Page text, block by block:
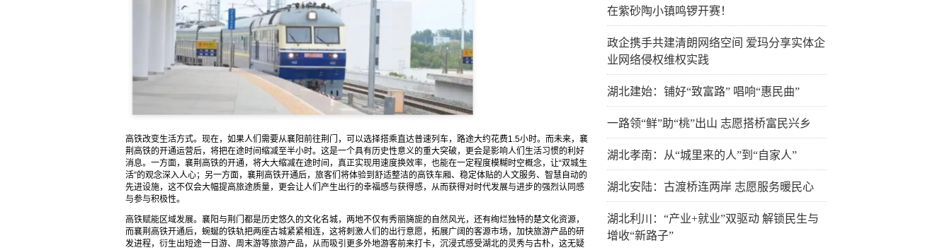
高铁改变生活方式。现在，如果人们需要从襄阳前往荆门，可以选择搭乘直达普速列车，路途大约花费1.5小时。而未来，襄
荆高铁的开通运营后，将把在途时间缩减至半小时。这是一个具有历史性意义的重大突破，更会是影响人们生活习惯的利好
消息。一方面，襄荆高铁的开通，将大大缩减在途时间，真正实现用速度换效率，也能在一定程度模糊时空概念，让“双城生
活”的观念深入人心；另一方面，襄荆高铁开通后，旅客们将体验到舒适整洁的高铁车厢、稳定体贴的人文服务、智慧自动的
先进设施，这不仅会大幅提高旅途质量，更会让人们产生出行的幸福感与获得感，从而获得对时代发展与进步的强烈认同感
与参与积极性。
高铁赋能区域发展。襄阳与荆门都是历史悠久的文化名城，两地不仅有秀丽旖旎的自然风光，还有绚烂独特的楚文化资源，
而襄荆高铁开通后，蜿蜒的铁轨把两座古城紧紧相连，这将刺激人们的出行意愿，拓展广阔的客源市场，加快旅游产品的研
发进程，衍生出短途一日游、周末游等旅游产品，从而吸引更多外地游客前来打卡，沉浸式感受湖北的灵秀与古朴，这无疑
在紫砂陶小镇鸣锣开赛！
政企携手共建清朗网络空间 爱玛分享实体企
业网络侵权维权实践
湖北建始：铺好“致富路” 唱响“惠民曲”
一路领“鲜”助“桃”出山 志愿搭桥富民兴乡
湖北孝南：从“城里来的人”到“自家人”
湖北安陆：古渡桥连两岸 志愿服务暖民心
湖北利川：“产业+就业”双驱动 解锁民生与
增收“新路子”